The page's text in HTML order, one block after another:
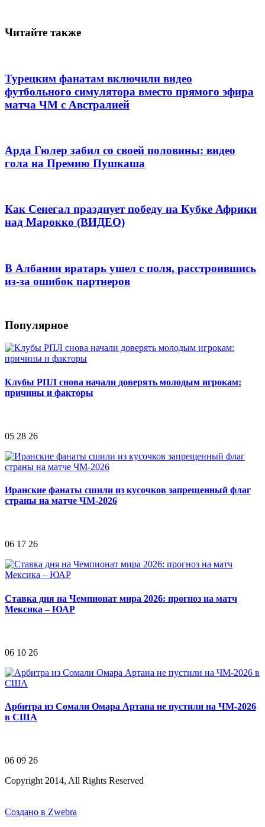
Читайте также
Турецким фанатам включили видео
футбольного симулятора вместо прямого эфира
матча ЧМ с Австралией
Арда Гюлер забил со своей половины: видео
гола на Премию Пушкаша
Как Сенегал празднует победу на Кубке Африки
над Марокко (ВИДЕО)
В Албании вратарь ушел с поля, расстроившись
из-за ошибок партнеров
Популярное
Клубы РПЛ снова начали доверять молодым игрокам:
причины и факторы
05 28 26
Иранские фанаты сшили из кусочков запрещенный флаг
страны на матче ЧМ-2026
06 17 26
Ставка дня на Чемпионат мира 2026: прогноз на матч
Мексика – ЮАР
06 10 26
Арбитра из Сомали Омара Артана не пустили на ЧМ-2026
в США
06 09 26
Copyright 2014, All Rights Reserved
Создано в Zwebra